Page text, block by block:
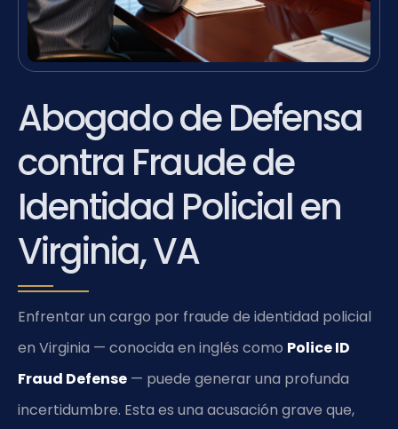
Abogado de Defensa
contra Fraude de
Identidad Policial en
Virginia, VA
Enfrentar un cargo por fraude de identidad policial
en Virginia — conocida en inglés como Police ID
Fraud Defense — puede generar una profunda
incertidumbre. Esta es una acusación grave que,